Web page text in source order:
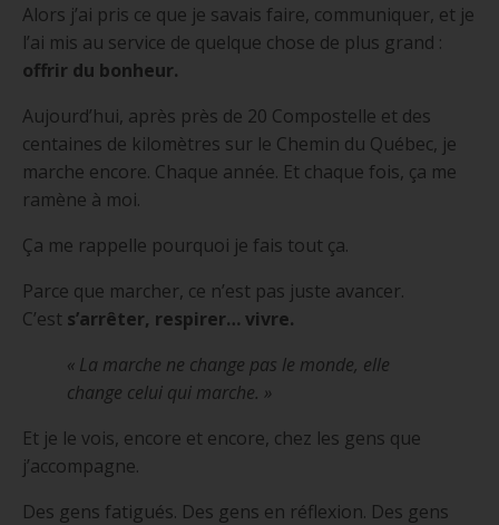
Alors j’ai pris ce que je savais faire, communiquer, et je
l’ai mis au service de quelque chose de plus grand :
offrir du bonheur.
Aujourd’hui, après près de 20 Compostelle et des
centaines de kilomètres sur le Chemin du Québec, je
marche encore. Chaque année. Et chaque fois, ça me
ramène à moi.
Ça me rappelle pourquoi je fais tout ça.
Parce que marcher, ce n’est pas juste avancer.
C’est s’arrêter, respirer… vivre.
« La marche ne change pas le monde, elle
change celui qui marche. »
Et je le vois, encore et encore, chez les gens que
j’accompagne.
Des gens fatigués. Des gens en réflexion. Des gens